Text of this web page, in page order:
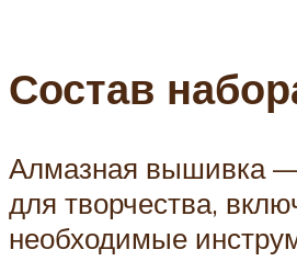
Состав
Алмазная вышивка
для творчества,
необходимые